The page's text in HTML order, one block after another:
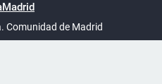
España
Comunidad de Madrid